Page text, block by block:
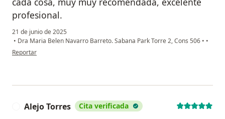
profesional.
21 de junio de 2025
• Dra Maria Belen Navarro Barreto. Sabana Park Torre 2, Cons 506 • •
en opinión del usuario Diego Montenegro
Reportar
Alejo Torres Cita verificada